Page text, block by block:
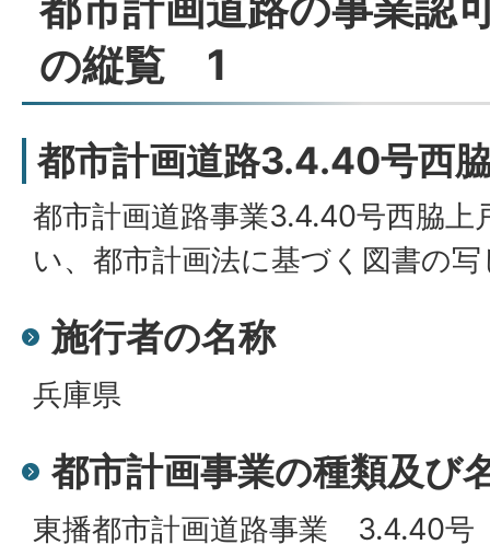
の縦覧 1
都市計画道路3.4.40号西
都市計画道路事業3.4.40号西脇上
い、都市計画法に基づく図書の
施行者の名称
兵庫県
都市計画事業の種類及び
東播都市計画道路事業 3.4.40